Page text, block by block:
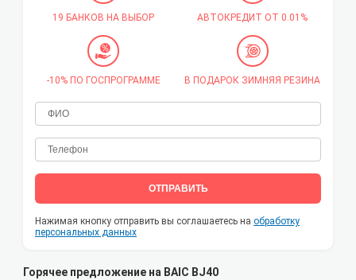
19 БАНКОВ НА ВЫБОР АВТОКРЕДИТ ОТ 0.01%
-10% ПО ГОСПРОГРАММЕ В ПОДАРОК ЗИМНЯЯ РЕЗИНА
ОТПРАВИТЬ
Нажимая кнопку отправить вы соглашаетесь на обработку
персональных данных
Горячее предложение на BAIC BJ40